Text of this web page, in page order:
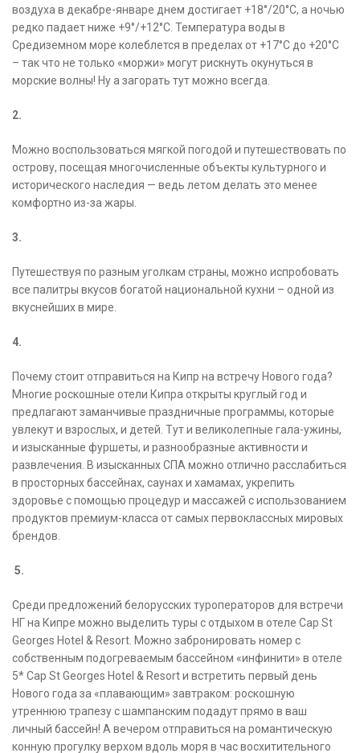
воздуха в декабре-январе днем достигает +18°/20°С, а ночью
редко падает ниже +9°/+12°С. Температура воды в
Средиземном море колеблется в пределах от +17°С до +20°С
– так что не только «моржи» могут рискнуть окунуться в
морские волны! Ну а загорать тут можно всегда.
2.
Можно воспользоваться мягкой погодой и путешествовать по
острову, посещая многочисленные объекты культурного и
исторического наследия — ведь летом делать это менее
комфортно из-за жары.
3.
Путешествуя по разным уголкам страны, можно испробовать
все палитры вкусов богатой национальной кухни – одной из
вкуснейших в мире.
4.
Почему стоит отправиться на Кипр на встречу Нового года?
Многие роскошные отели Кипра открыты круглый год и
предлагают заманчивые праздничные программы, которые
увлекут и взрослых, и детей. Тут и великолепные гала-ужины,
и изысканные фуршеты, и разнообразные активности и
развлечения. В изысканных СПА можно отлично расслабиться
в просторных бассейнах, саунах и хамамах, укрепить
здоровье с помощью процедур и массажей с использованием
продуктов премиум-класса от самых первоклассных мировых
брендов.
5.
Среди предложений белорусских туроператоров для встречи
НГ на Кипре можно выделить туры с отдыхом в отеле Cap St
Georges Hotel & Resort. Можно забронировать номер с
собственным подогреваемым бассейном «инфинити» в отеле
5* Cap St Georges Hotel & Resort и встретить первый день
Нового года за «плавающим» завтраком: роскошную
утреннюю трапезу с шампанским подадут прямо в ваш
личный бассейн! А вечером отправиться на романтическую
конную прогулку верхом вдоль моря в час восхитительного